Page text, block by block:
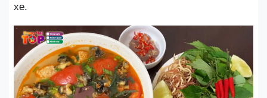
xe.